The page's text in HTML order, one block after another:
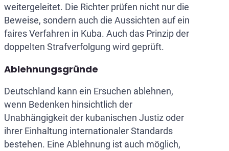
weitergeleitet. Die Richter prüfen nicht nur die
Beweise, sondern auch die Aussichten auf ein
faires Verfahren in Kuba. Auch das Prinzip der
doppelten Strafverfolgung wird geprüft.
Ablehnungsgründe
Deutschland kann ein Ersuchen ablehnen,
wenn Bedenken hinsichtlich der
Unabhängigkeit der kubanischen Justiz oder
ihrer Einhaltung internationaler Standards
bestehen. Eine Ablehnung ist auch möglich,